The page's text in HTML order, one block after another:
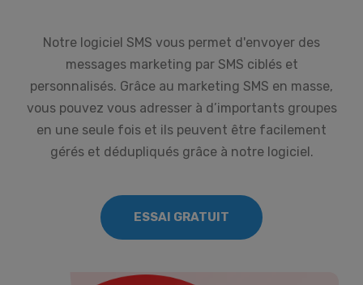
Notre logiciel SMS vous permet d'envoyer des
messages marketing par SMS ciblés et
personnalisés. Grâce au marketing SMS en masse,
vous pouvez vous adresser à d’importants groupes
en une seule fois et ils peuvent être facilement
gérés et dédupliqués grâce à notre logiciel.
ESSAI GRATUIT